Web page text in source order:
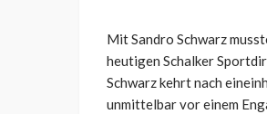
Mit Sandro Schwarz
heutigen Schalker
Schwarz kehrt nach
unmittelbar vor einem